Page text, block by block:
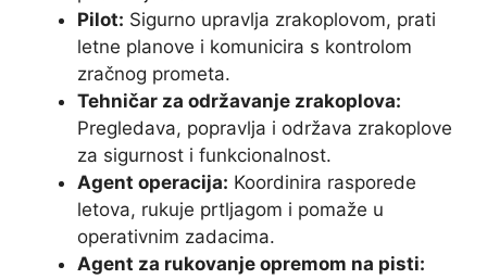
Pilot: Sigurno upravlja zrakoplovom, prati
letne planove i komunicira s kontrolom
zračnog prometa.
Tehničar za održavanje zrakoplova:
Pregledava, popravlja i održava zrakoplove
za sigurnost i funkcionalnost.
Agent operacija: Koordinira rasporede
letova, rukuje prtljagom i pomaže u
operativnim zadacima.
Agent za rukovanje opremom na pisti: